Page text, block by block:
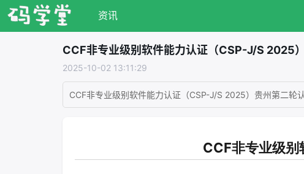
资讯
CCF非专业级别软件能力认证（CSP-J/S 2025
2025-10-02 13:11:29
CCF非专业级别软件能力认证（CSP-J/S 2025）贵州第二轮
CCF非专业级